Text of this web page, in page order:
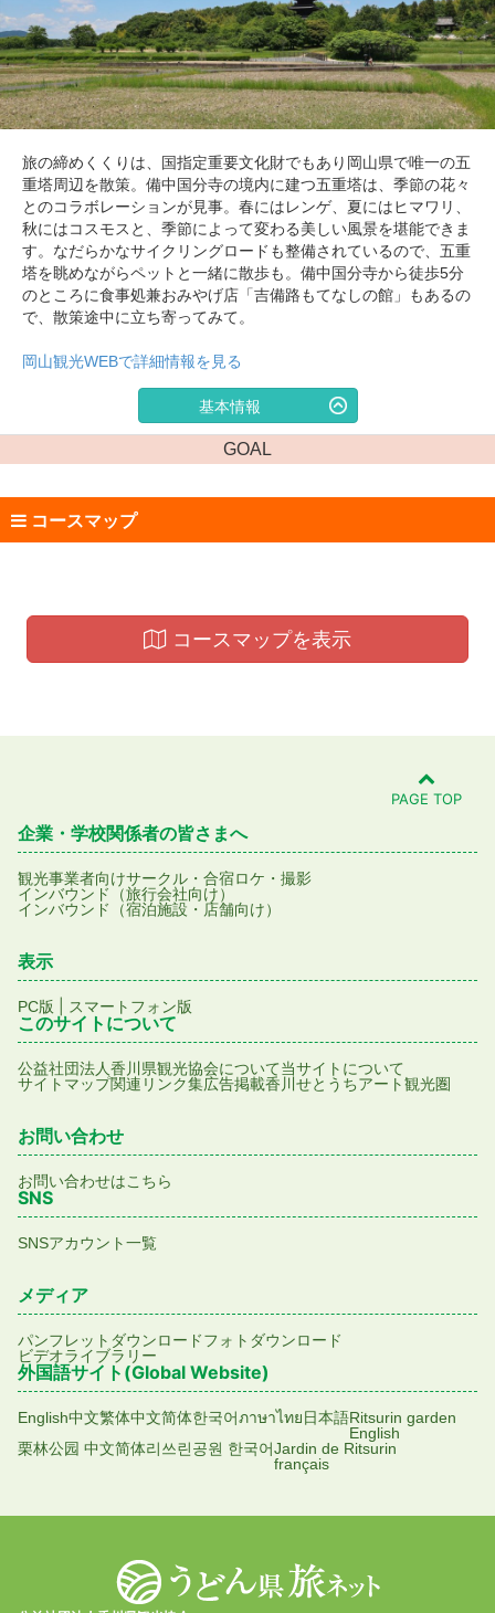
旅の締めくくりは、国指定重要文化財でもあり岡山県で唯一の五
重塔周辺を散策。備中国分寺の境内に建つ五重塔は、季節の花々
とのコラボレーションが見事。春にはレンゲ、夏にはヒマワリ、
秋にはコスモスと、季節によって変わる美しい風景を堪能できま
す。なだらかなサイクリングロードも整備されているので、五重
塔を眺めながらペットと一緒に散歩も。備中国分寺から徒歩5分
のところに食事処兼おみやげ店「吉備路もてなしの館」もあるの
で、散策途中に立ち寄ってみて。
岡山観光WEBで詳細情報を見る
基本情報
GOAL
コースマップ
コースマップを表示
PAGE TOP
企業・学校関係者の皆さまへ
観光事業者向けサークル・合宿ロケ・撮影
インバウンド（旅行会社向け）
インバウンド（宿泊施設・店舗向け）
表示
PC版 スマートフォン版
このサイトについて
公益社団法人香川県観光協会について当サイトについて
サイトマップ関連リンク集広告掲載香川せとうちアート観光圏
お問い合わせ
お問い合わせはこちら
SNS
SNSアカウント一覧
メディア
パンフレットダウンロードフォトダウンロード
ビデオライブラリー
外国語サイト(Global Website)
English中文繁体中文简体한국어ภาษาไทย日本語Ritsurin garden
English
栗林公园 中文简体리쓰린공원 한국어Jardin de Ritsurin
français